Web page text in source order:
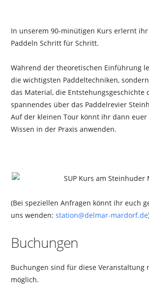
In unserem 90-minütigen Kurs erlernt ihr
Paddeln Schritt für Schritt.
Während der theoretischen Einführung
die wichtigsten Paddeltechniken,
das Material, die Entstehungsgeschichte
spannendes über das Paddelrevier
Auf der kleinen Tour könnt ihr dann
Wissen in der Praxis anwenden.
(Bei speziellen Anfragen könnt ihr euch
uns wenden:station@delmar-mardorf.de
Buchungen
Buchungen sind für diese Veranstaltung
möglich.